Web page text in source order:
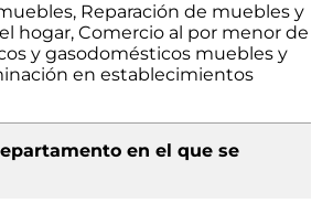
Reparación de muebles y
hogar, Comercio al por menor de
y gasodomésticos muebles y
en establecimientos
en el que se